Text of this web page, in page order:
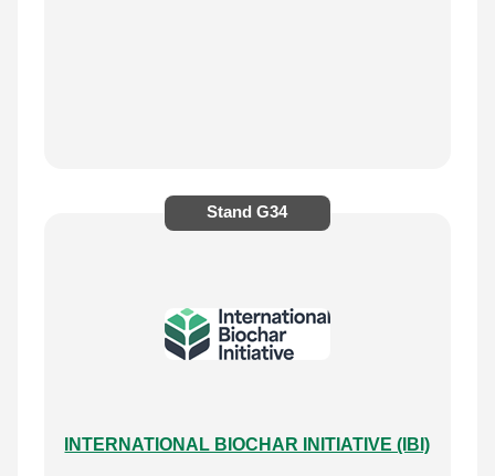
Stand G34
INTERNATIONAL BIOCHAR INITIATIVE (IBI)